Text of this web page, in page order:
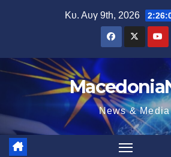
Κυ. Αυγ 9th, 2026
News & Media